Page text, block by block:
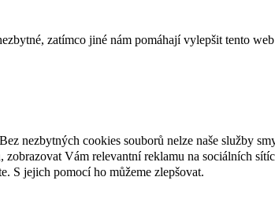
zatímco jiné nám pomáhají vylepšit tento
nezbytných cookies souborů nelze naše služby
Vám relevantní reklamu na sociálních
S jejich pomocí ho můžeme zlepšovat.